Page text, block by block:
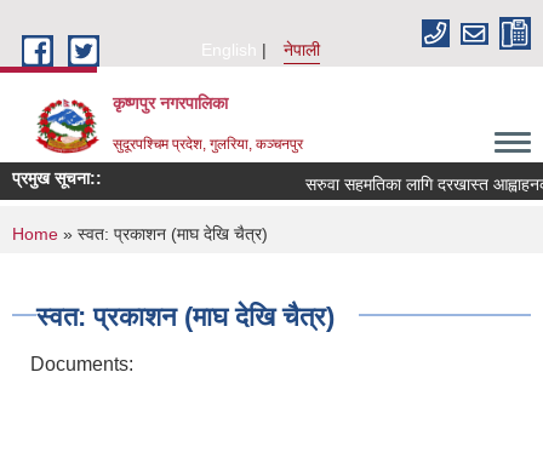
English
नेपाली
कृष्णपुर नगरपालिका
सुदूरपश्चिम प्रदेश, गुलरिया, कञ्चनपुर
प्रमुख सूचना:: सरुवा सहमतिका लागि दरखास्त
You are here
Home » स्वत: प्रकाशन (माघ देखि चैत्र)
स्वत: प्रकाशन (माघ देखि चैत्र)
Documents: